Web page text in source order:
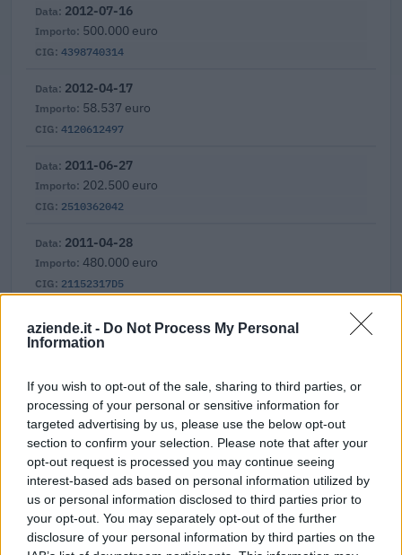
aziende.it - Do Not Process My Personal
Information
If you wish to opt-out of the sale, sharing to third parties, or
processing of your personal or sensitive information for
targeted advertising by us, please use the below opt-out
section to confirm your selection. Please note that after your
opt-out request is processed you may continue seeing
interest-based ads based on personal information utilized by
us or personal information disclosed to third parties prior to
your opt-out. You may separately opt-out of the further
disclosure of your personal information by third parties on the
4398740314
2012-07-16
500.000 euro
4120612497
2012-04-17
58.537 euro
2510362042
2011-06-27
202.500 euro
21152317D5
2011-04-28
480.000 euro
(Open Data,
licenza CC BY-SA 4.0). Ogni CIG e' verificabile sul portale ANAC.
Aiuti di Stato e contributi pubblici
Gts S.p.a. risulta beneficiaria di 6 aiuti o contributi pubblici
per un totale di 870.292 euro (2023–2024).
2024-12-24
Fondo di garanzia per le piccole e medie imprese
Banca del Mezzogiorno MedioCredito Centrale S.p.A.